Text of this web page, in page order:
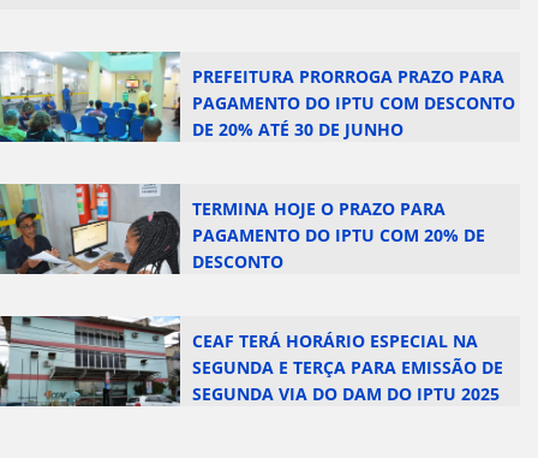
PREFEITURA PRORROGA PRAZO PARA
PAGAMENTO DO IPTU COM DESCONTO
DE 20% ATÉ 30 DE JUNHO
TERMINA HOJE O PRAZO PARA
PAGAMENTO DO IPTU COM 20% DE
DESCONTO
CEAF TERÁ HORÁRIO ESPECIAL NA
SEGUNDA E TERÇA PARA EMISSÃO DE
SEGUNDA VIA DO DAM DO IPTU 2025